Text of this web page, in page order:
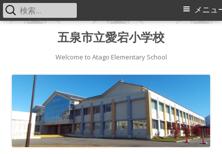
五泉市立愛宕小学校
Welcome to Atago Elementary School
メ
メニュ
検
索: